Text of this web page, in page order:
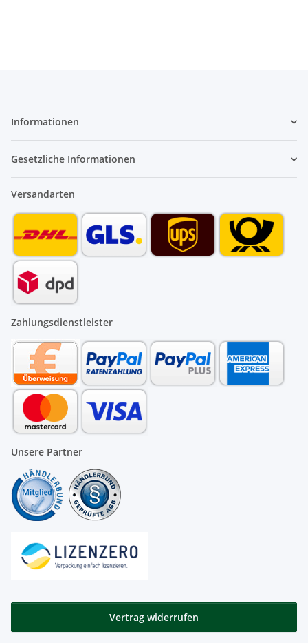
Informationen
Gesetzliche Informationen
Versandarten
Zahlungsdienstleister
Unsere Partner
Vertrag widerrufen